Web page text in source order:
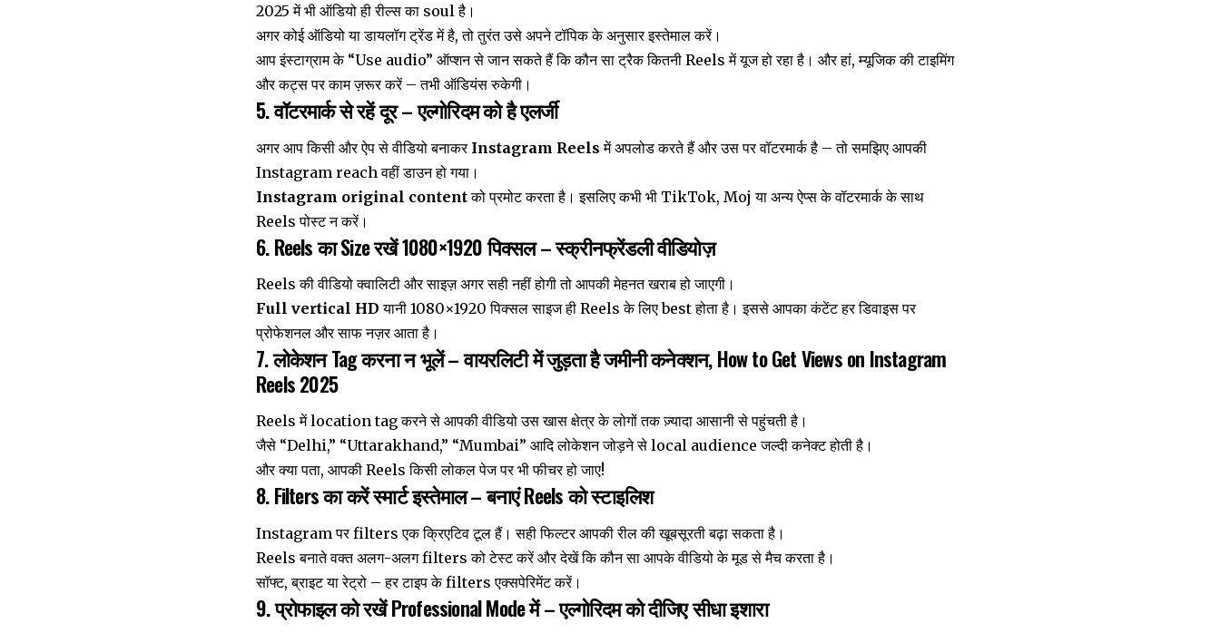
2025 में भी ऑडियो ही रील्स का soul है।
अगर कोई ऑडियो या डायलॉग ट्रेंड में है, तो तुरंत उसे अपने टॉपिक के अनुसार इस्तेमाल करें।
आप इंस्टाग्राम के “Use audio” ऑप्शन से जान सकते हैं कि कौन सा ट्रैक कितनी Reels में यूज हो रहा है। और हां, म्यूजिक की टाइमिंग
और कट्स पर काम ज़रूर करें – तभी ऑडियंस रुकेगी।
5. वॉटरमार्क से रहें दूर – एल्गोरिदम को है एलर्जी
अगर आप किसी और ऐप से वीडियो बनाकर Instagram Reels में अपलोड करते हैं और उस पर वॉटरमार्क है – तो समझिए आपकी
Instagram reach वहीं डाउन हो गया।
Instagram original contentको प्रमोट करता है। इसलिए कभी भी TikTok, Moj या अन्य ऐप्स के वॉटरमार्क के साथ
Reels पोस्ट न करें।
6. Reels का Size रखें 1080×1920 पिक्सल – स्क्रीनफ्रेंडली वीडियोज़
Reels की वीडियो क्वालिटी और साइज़ अगर सही नहीं होगी तो आपकी मेहनत खराब हो जाएगी।
Full vertical HD यानी 1080×1920 पिक्सल साइज ही Reels के लिए best होता है। इससे आपका कंटेंट हर डिवाइस पर
प्रोफेशनल और साफ नज़र आता है।
7. लोकेशन Tag करना न भूलें – वायरलिटी में जुड़ता है जमीनी कनेक्शन, How to Get Views on Instagram
Reels 2025
Reels में location tag करने से आपकी वीडियो उस खास क्षेत्र के लोगों तक ज़्यादा आसानी से पहुंचती है।
जैसे “Delhi,” “Uttarakhand,” “Mumbai” आदि लोकेशन जोड़ने से local audience जल्दी कनेक्ट होती है।
और क्या पता, आपकी Reels किसी लोकल पेज पर भी फीचर हो जाए!
8. Filters का करें स्मार्ट इस्तेमाल – बनाएं Reels को स्टाइलिश
Instagram पर filters एक क्रिएटिव टूल हैं। सही फिल्टर आपकी रील की खूबसूरती बढ़ा सकता है।
Reels बनाते वक्त अलग-अलग filters को टेस्ट करें और देखें कि कौन सा आपके वीडियो के मूड से मैच करता है।
सॉफ्ट, ब्राइट या रेट्रो – हर टाइप के filters एक्सपेरिमेंट करें।
9. प्रोफाइल को रखें Professional Mode में – एल्गोरिदम को दीजिए सीधा इशारा